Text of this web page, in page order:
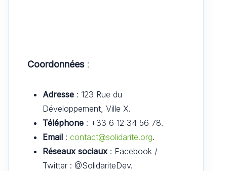
Coordonnées:
Adresse : 123 Rue du
Développement, Ville X.
Téléphone : +33 6 12 34 56 78.
Email : contact@solidarite.org.
Réseaux sociaux : Facebook /
Twitter : @SolidariteDev.